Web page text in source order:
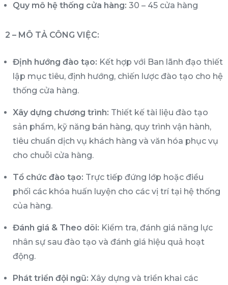
Quy mô hệ thống cửa hàng: 30 – 45 cửa hàng
2 – MÔ TẢ CÔNG VIỆC:
Định hướng đào tạo: Kết hợp với Ban lãnh đạo thiết
lập mục tiêu, định hướng, chiến lược đào tạo cho hệ
thống cửa hàng.
Xây dựng chương trình: Thiết kế tài liệu đào tạo
sản phẩm, kỹ năng bán hàng, quy trình vận hành,
tiêu chuẩn dịch vụ khách hàng và văn hóa phục vụ
cho chuỗi cửa hàng.
Tổ chức đào tạo: Trực tiếp đứng lớp hoặc điều
phối các khóa huấn luyện cho các vị trí tại hệ thống
của hàng.
Đánh giá & Theo dõi: Kiểm tra, đánh giá năng lực
nhân sự sau đào tạo và đánh giá hiệu quả hoạt
động.
Phát triển đội ngũ: Xây dựng và triển khai các